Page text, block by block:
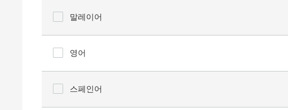
말레이어
영어
스페인어